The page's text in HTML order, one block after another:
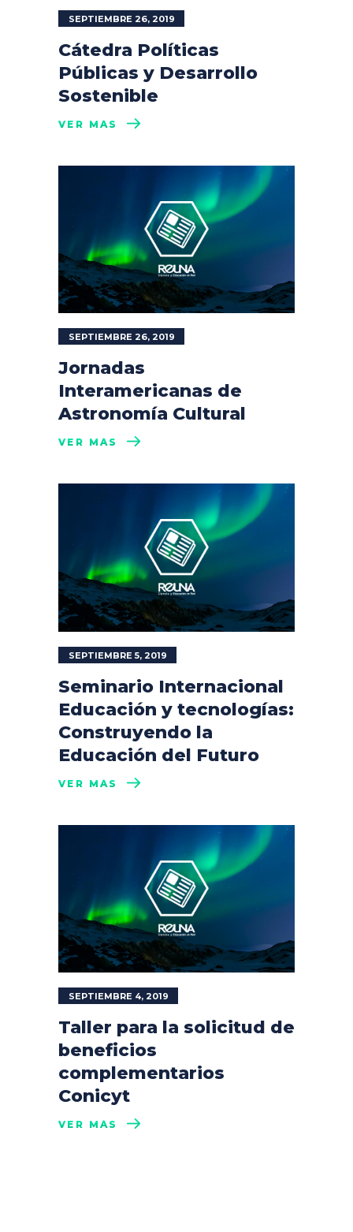
SEPTIEMBRE 26, 2019
Cátedra Políticas
Públicas y Desarrollo
Sostenible
VER MÁS
SEPTIEMBRE 26, 2019
Jornadas
Interamericanas de
Astronomía Cultural
VER MÁS
SEPTIEMBRE 5, 2019
Seminario Internacional
Educación y tecnologías:
Construyendo la
Educación del Futuro
VER MÁS
SEPTIEMBRE 4, 2019
Taller para la solicitud de
beneficios
complementarios
Conicyt
VER MÁS